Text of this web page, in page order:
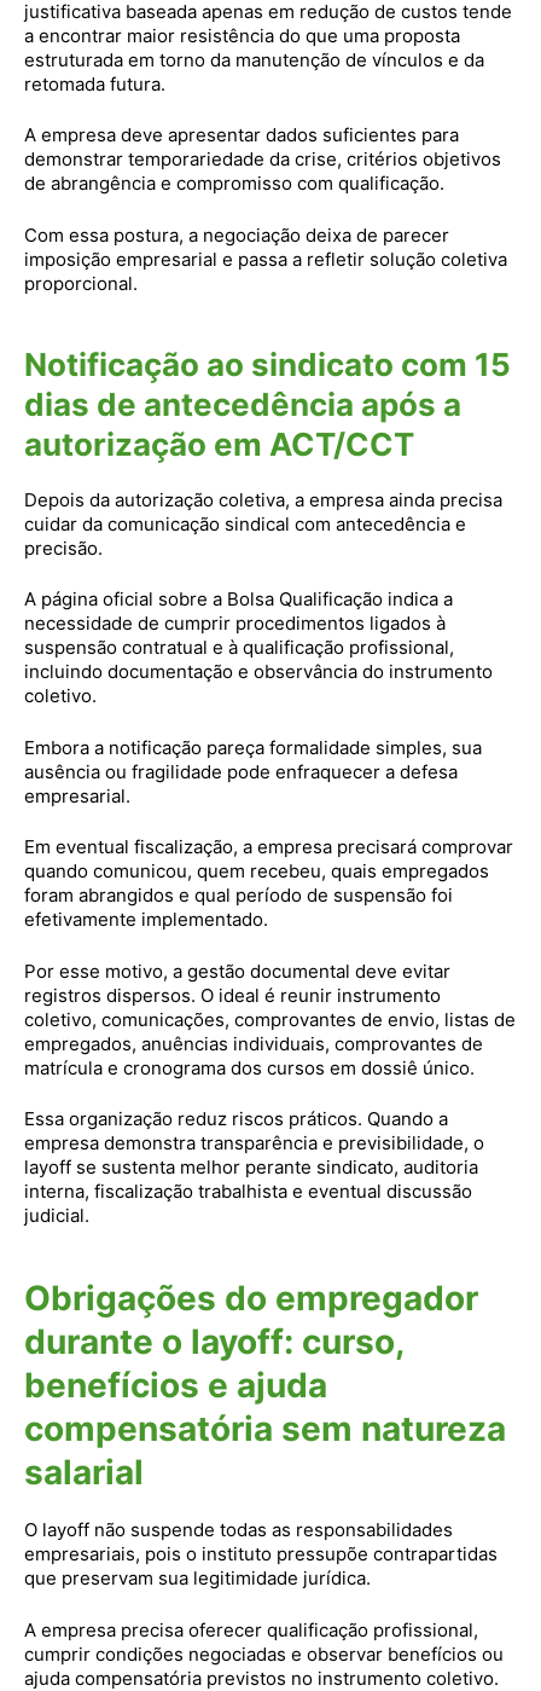
justificativa baseada apenas em redução de custos tende
a encontrar maior resistência do que uma proposta
estruturada em torno da manutenção de vínculos e da
retomada futura.
A empresa deve apresentar dados suficientes para
demonstrar temporariedade da crise, critérios objetivos
de abrangência e compromisso com qualificação.
Com essa postura, a negociação deixa de parecer
imposição empresarial e passa a refletir solução coletiva
proporcional.
Notificação ao sindicato com 15
dias de antecedência após a
autorização em ACT/CCT
Depois da autorização coletiva, a empresa ainda precisa
cuidar da comunicação sindical com antecedência e
precisão.
A página oficial sobre a Bolsa Qualificação indica a
necessidade de cumprir procedimentos ligados à
suspensão contratual e à qualificação profissional,
incluindo documentação e observância do instrumento
coletivo.
Embora a notificação pareça formalidade simples, sua
ausência ou fragilidade pode enfraquecer a defesa
empresarial.
Em eventual fiscalização, a empresa precisará comprovar
quando comunicou, quem recebeu, quais empregados
foram abrangidos e qual período de suspensão foi
efetivamente implementado.
Por esse motivo, a gestão documental deve evitar
registros dispersos. O ideal é reunir instrumento
coletivo, comunicações, comprovantes de envio, listas de
empregados, anuências individuais, comprovantes de
matrícula e cronograma dos cursos em dossiê único.
Essa organização reduz riscos práticos. Quando a
empresa demonstra transparência e previsibilidade, o
layoff se sustenta melhor perante sindicato, auditoria
interna, fiscalização trabalhista e eventual discussão
judicial.
Obrigações do empregador
durante o layoff: curso,
benefícios e ajuda
compensatória sem natureza
salarial
O layoff não suspende todas as responsabilidades
empresariais, pois o instituto pressupõe contrapartidas
que preservam sua legitimidade jurídica.
A empresa precisa oferecer qualificação profissional,
cumprir condições negociadas e observar benefícios ou
ajuda compensatória previstos no instrumento coletivo.